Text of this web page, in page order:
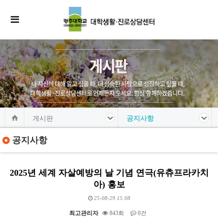
게시판 공지사항
공지사항
2025년 세계 자살예방의 날 기념 연극(유츄프라카치
아) 홍보
25-08-29 15:08
최고관리자 843회 0건